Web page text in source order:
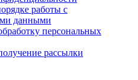
работы с
данными
персональных
рассылки